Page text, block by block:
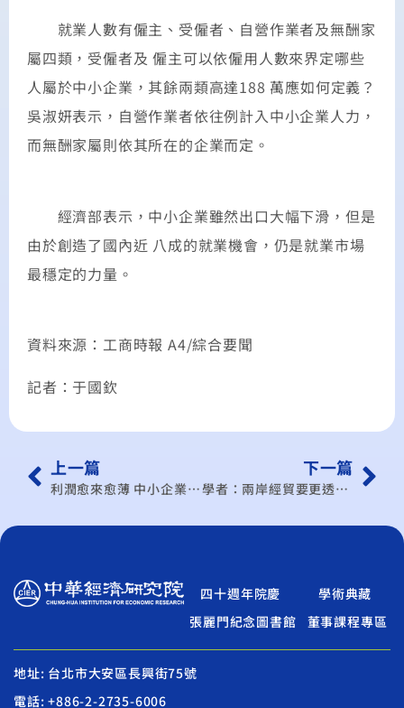
就業人數有僱主、受僱者、自營作業者及無酬家
屬四類，受僱者及 僱主可以依僱用人數來界定哪些
人屬於中小企業，其餘兩類高達188 萬應如何定義？
吳淑妍表示，自營作業者依往例計入中小企業人力，
而無酬家屬則依其所在的企業而定。
經濟部表示，中小企業雖然出口大幅下滑，但是
由於創造了國內近 八成的就業機會，仍是就業市場
最穩定的力量。
資料來源：工商時報 A4/綜合要聞
記者：于國欽
上一篇
利潤愈來愈薄 中小企業「活在刀口上」
下一篇
學者：兩岸經貿要更透明化
四十週年院慶
學術典藏
張麗門紀念圖書館
董事課程專區
地址: 台北市大安區長興街75號
電話: +886-2-2735-6006